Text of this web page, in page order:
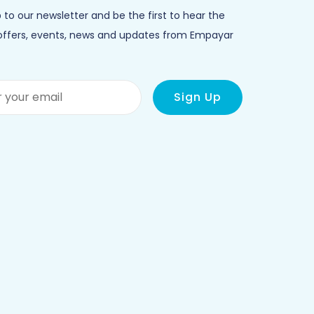
to our newsletter and be the first to hear the
events, news and updates from Empayar